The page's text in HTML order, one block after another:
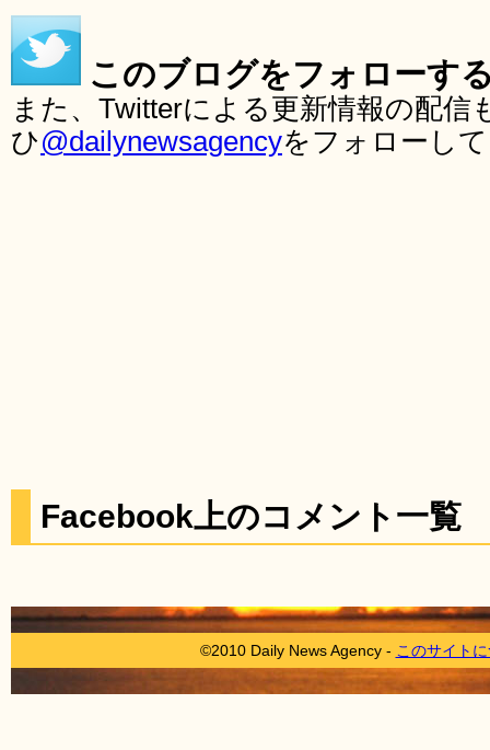
このブログをフォローす
また、Twitterによる更新情報の配
ひ@dailynewsagencyをフォローし
Facebook上のコメント一覧
©2010 Daily News Agency - このサイト